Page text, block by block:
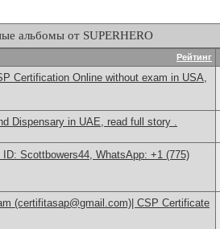
альбомы от SUPERHERO
Рейтинг
Certification Online without exam in USA,
Dispensary in UAE, read full story .
Scottbowers44, WhatsApp: +1 (775)
(certifitasap@gmail.com)| CSP Certificate